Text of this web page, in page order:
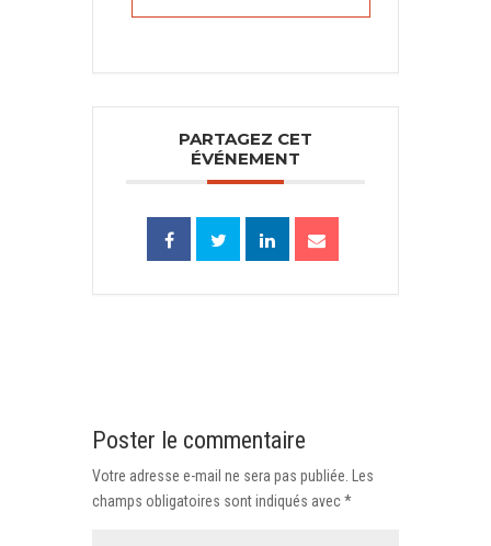
PARTAGEZ CET
ÉVÉNEMENT
Poster le commentaire
Votre adresse e-mail ne sera pas publiée.
Les
champs obligatoires sont indiqués avec*